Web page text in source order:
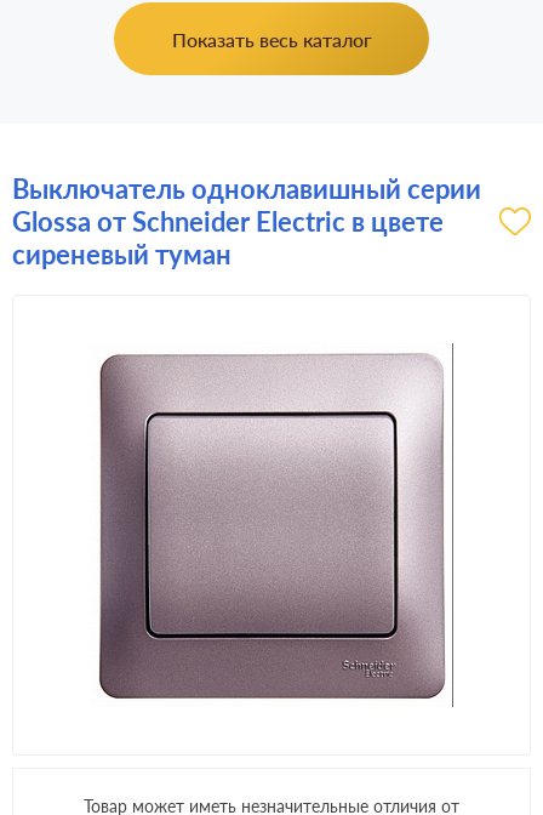
Показать весь каталог
Выключатель одноклавишный серии
Glossa от Schneider Electric в цвете
сиреневый туман
Товар может иметь незначительные отличия от